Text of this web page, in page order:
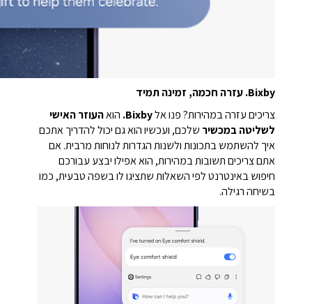
Bixby. עזרה חכמה, זמינה תמיד
צריכים עזרה במהירות? פנו אלBixby. הואהעוזר האישי
לשליטה במכשיר שלכם, ועכשיו הוא גם יכול להדריך אתכם
איך להשתמש בתכונות ולשנות הגדרות לנוחות מרבית. אם
אתם צריכים תשובות במהירות, הוא אפילו יבצע עבורכם
חיפוש באינטרנט לפי השאלות שתציגו לו בשפה טבעית, כמו
בשיחה רגילה.